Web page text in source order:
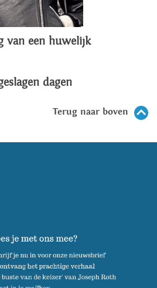
van een huwelijk
dagen
Terug naar boven